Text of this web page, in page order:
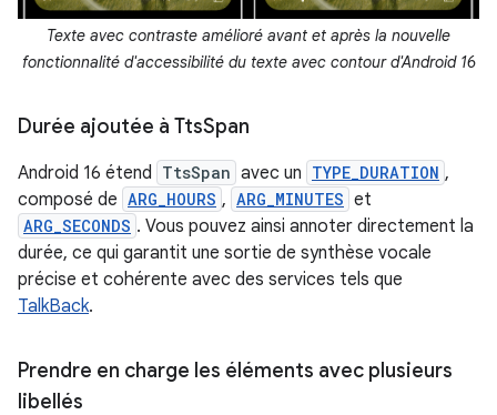
Texte avec contraste amélioré avant et après la nouvelle
fonctionnalité d'accessibilité du texte avec contour d'Android 16
Durée ajoutée à TtsSpan
Android 16 étend TtsSpan avec un TYPE_DURATION ,
composé de ARG_HOURS , ARG_MINUTES et
ARG_SECONDS . Vous pouvez ainsi annoter directement la
durée, ce qui garantit une sortie de synthèse vocale
précise et cohérente avec des services tels que
TalkBack.
Prendre en charge les éléments avec plusieurs
libellés